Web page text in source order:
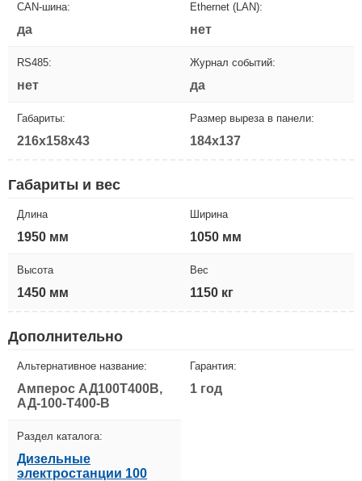
CAN-шина:
да
Ethernet (LAN):
нет
RS485:
нет
Журнал событий:
да
Габариты:
216x158x43
Размер выреза в панели:
184x137
Габариты и вес
Длина
1950 мм
Ширина
1050 мм
Высота
1450 мм
Вес
1150 кг
Дополнительно
Альтернативное название:
Амперос АД100Т400B,
АД-100-Т400-B
Гарантия:
1 год
Раздел каталога:
Дизельные
электростанции 100